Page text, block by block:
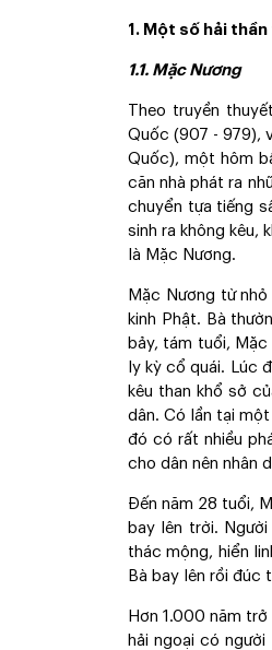
1. Một số hải
1.1. Mặc Nương
Theo truyền
Quốc (907 - 979),
Quốc), một hôm
căn nhà phát ra
chuyển tựa tiếng
sinh ra không kêu,
là Mặc Nương.
Mặc Nương từ
kinh Phật. Bà
bảy, tám tuổi,
ly kỳ cổ quái. Lúc
kêu than khổ sở
dân. Có lần tại
đó có rất nhiều
cho dân nên nhân
Đến năm 28 tuổi,
bay lên trời.
thác mộng, hiển
Bà bay lên rồi đúc
Hơn 1.000 năm
hải ngoại có